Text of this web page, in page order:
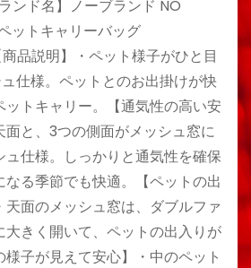
ンド名】ノーブランド NO
ットキャリーバッグ
品説明】・ペット様子がひと目
仕様。ペットとのお出掛けが快
トキャリー。【通気性の高い安
と、3つの側面がメッシュ窓に
ュ仕様。しっかりと通気性を確保
なる季節でも快適。【ペットの出
天面のメッシュ窓は、ダブルファ
大きく開いて、ペットの出入りが
子が見えて安心】・中のペット